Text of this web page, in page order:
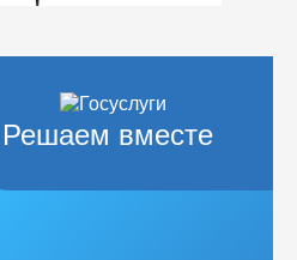
Решаем вместе